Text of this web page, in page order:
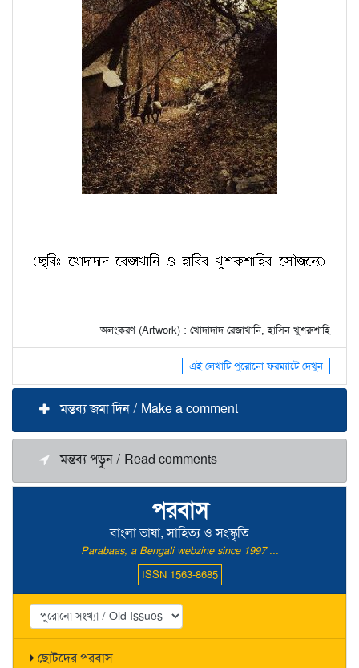
পরবাস
বাংলা ভাষা, সাহিত্য ও সংস্কৃতি
Parabaas, a Bengali webzine since 1997 ...
ISSN 1563-8685
ছোটদের পরবাস
অলংকরণ (Artwork) : খোদাদাদ রেজাখানি, হাসিন খুশরুশাহি
এই লেখাটি পুরোনো ফরম্যাটে দেখুন
মন্তব্য জমা দিন / Make a comment
মন্তব্য পড়ুন / Read comments